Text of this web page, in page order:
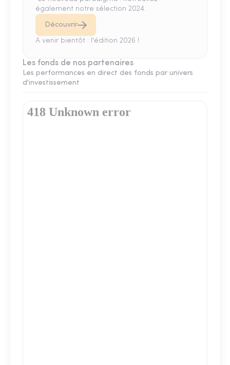
également notre sélection 2024.
Découvrir
A venir bientôt : l'édition 2026 !
Les fonds de nos partenaires
Les performances en direct des fonds par univers
d'investissement